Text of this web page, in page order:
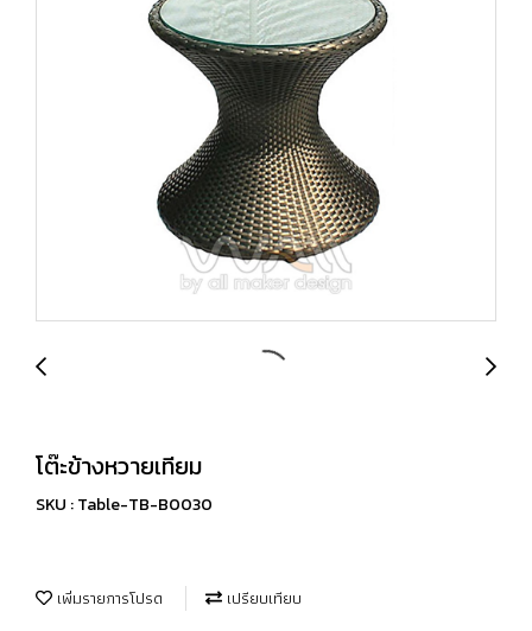
โต๊ะข้างหวายเทียม
SKU : Table-TB-B0030
เพิ่มรายการโปรด เปรียบเทียบ